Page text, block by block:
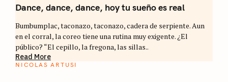
Dance, dance, dance, hoy tu sueño es real
Bumbumplac, taconazo, taconazo, cadera de serpiente. Aun
en el corral, la coreo tiene una rutina muy exigente. ¿El
público? “El cepillo, la fregona, las sillas..
Read More
NICOLAS ARTUSI